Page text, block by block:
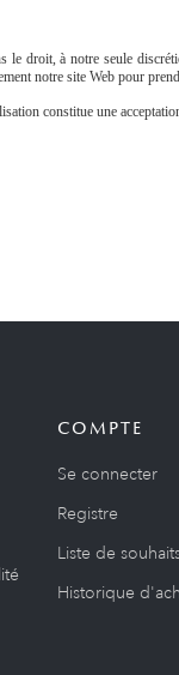
droit, à notre seule
notre site Web pour
constitue une
COMPTE
Se connecter
Registre
Liste de
Historique